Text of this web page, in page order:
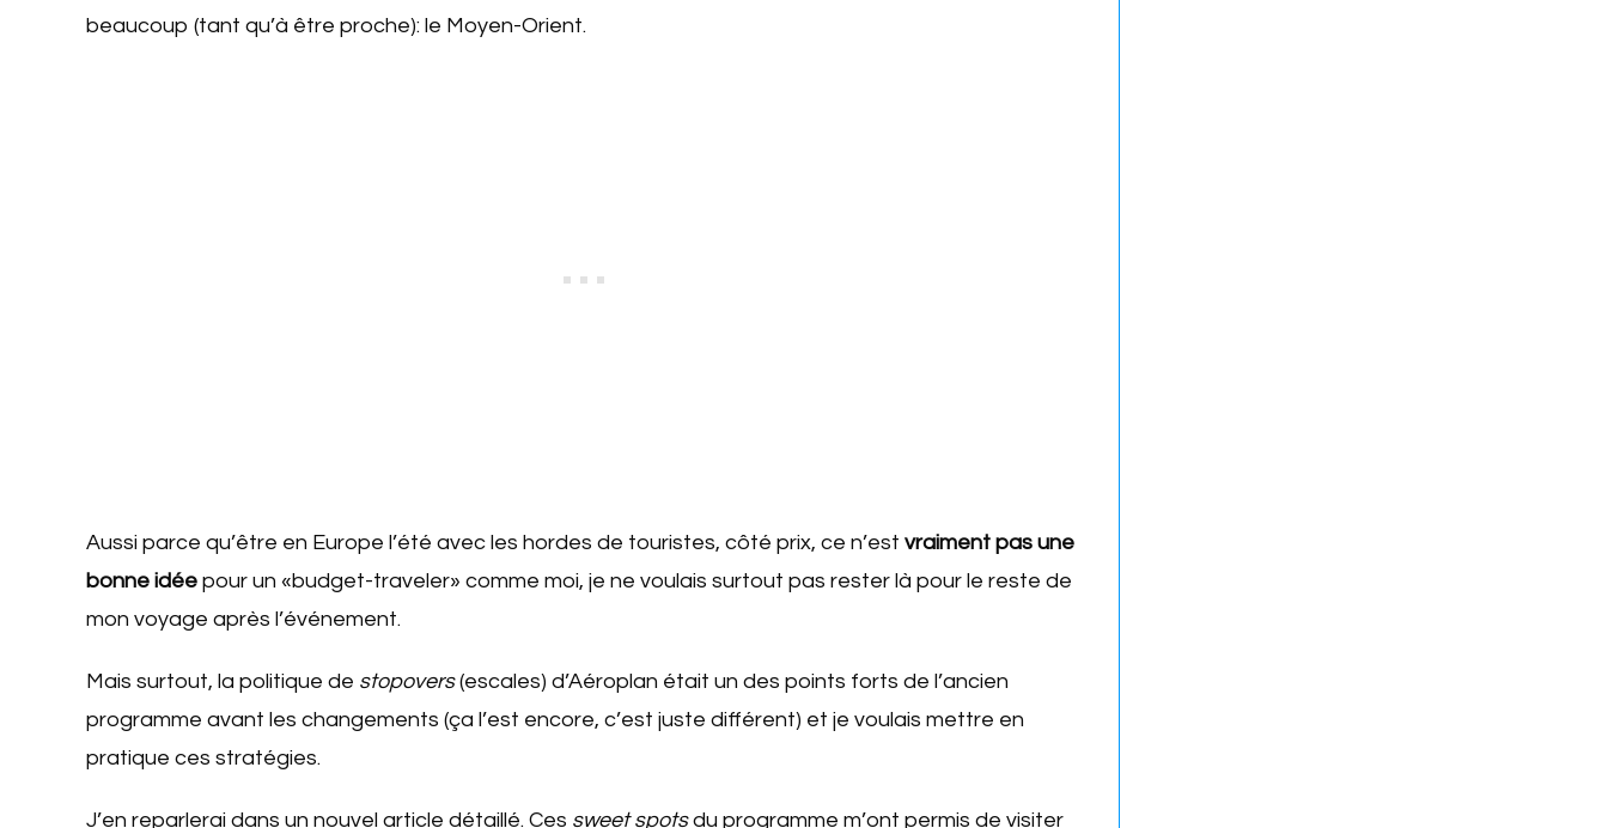
beaucoup (tant qu’à être proche): le Moyen-Orient.
Aussi parce qu’être en Europe l’été avec les hordes de touristes, côté prix, ce n’est vraiment pas une
bonne idée pour un «budget-traveler» comme moi, je ne voulais surtout pas rester là pour le reste de
mon voyage après l’événement.
Mais surtout, la politique de stopovers(escales) d’Aéroplan était un des points forts de l’ancien
programme avant les changements (ça l’est encore, c’est juste différent) et je voulais mettre en
pratique ces stratégies.
J’en reparlerai dans un nouvel article détaillé. Ces sweet spotsdu programme m’ont permis de visiter